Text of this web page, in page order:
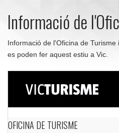
Informació de
Informació de l'Oficina de
es poden fer aquest estiu a Vic.
OFICINA DE TURISME